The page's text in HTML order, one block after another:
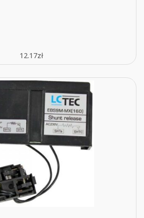
12.17zł